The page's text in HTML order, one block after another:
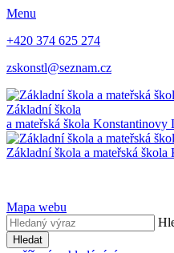
Menu
+420 374 625 274
zskonstl@seznam.cz
Základní škola
a mateřská škola Konstantinovy
Základní škola a mateřská škola
Mapa webu
Hledat